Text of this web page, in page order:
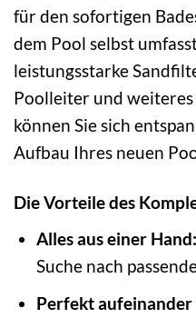
für den sofortigen
dem Pool selbst
leistungsstarke
Poolleiter und
können Sie sich
Aufbau Ihres neuen
Die Vorteile des
Alles aus einer Hand:
Suche nach
Perfekt aufeinander